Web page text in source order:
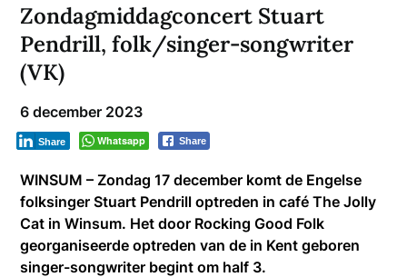
Zondagmiddagconcert Stuart
Pendrill, folk/singer-songwriter
(VK)
6 december 2023
Whatsapp Share
Share
WINSUM – Zondag 17 december komt de Engelse
folksinger Stuart Pendrill optreden in café The Jolly
Cat in Winsum. Het door Rocking Good Folk
georganiseerde optreden van de in Kent geboren
singer-songwriter begint om half 3.